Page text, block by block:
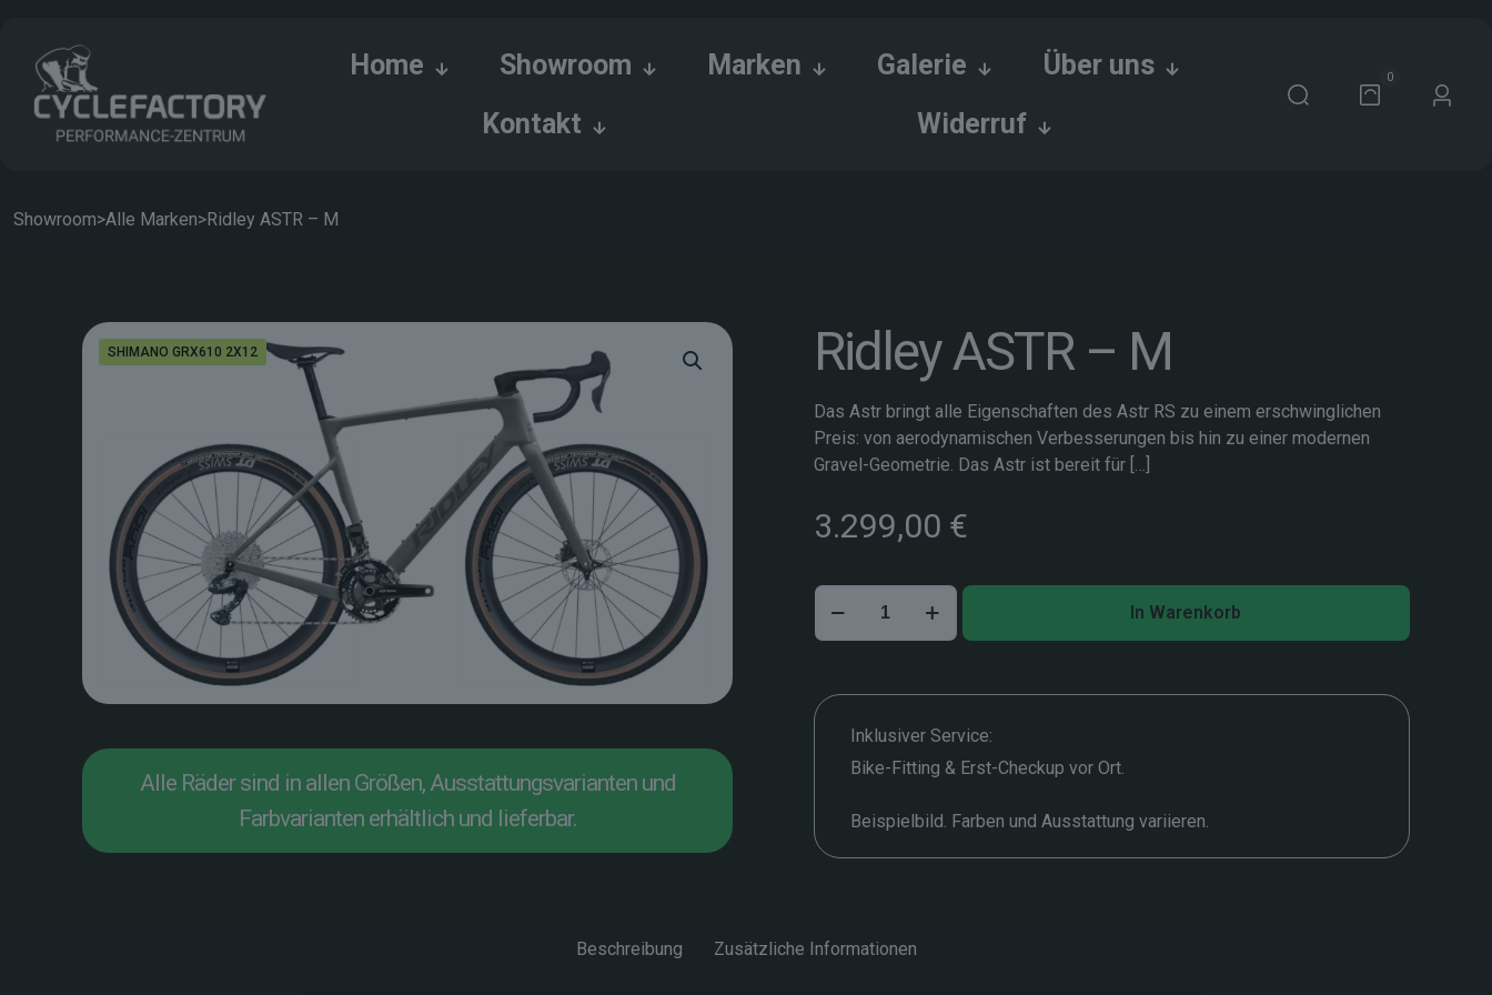
Home Showroom Marken Galerie
Über uns
Kontakt
Widerruf
0
Showroom>Alle Marken>Ridley ASTR – M
SHIMANO GRX610 2X12
Alle Räder sind in allen Größen, Ausstattungsvarianten und
Farbvarianten erhältlich und lieferbar.
Ridley ASTR – M
Das Astr bringt alle Eigenschaften des Astr RS zu einem erschwinglichen
Preis: von aerodynamischen Verbesserungen bis hin zu einer modernen
Gravel-Geometrie. Das Astr ist bereit für[…]
3.299,00 €
Ridley
Menge
In Warenkorb
Inklusiver Service:
Bike-Fitting & Erst-Checkup vor Ort.
Beispielbild. Farben und Ausstattung variieren.
Beschreibung Zusätzliche Informationen